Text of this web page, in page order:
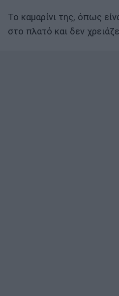
Το καμαρίνι της, όπως
στο πλατό και δεν